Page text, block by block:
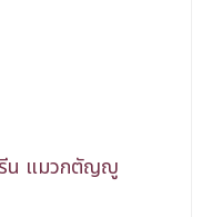
น แมวกตัญญู